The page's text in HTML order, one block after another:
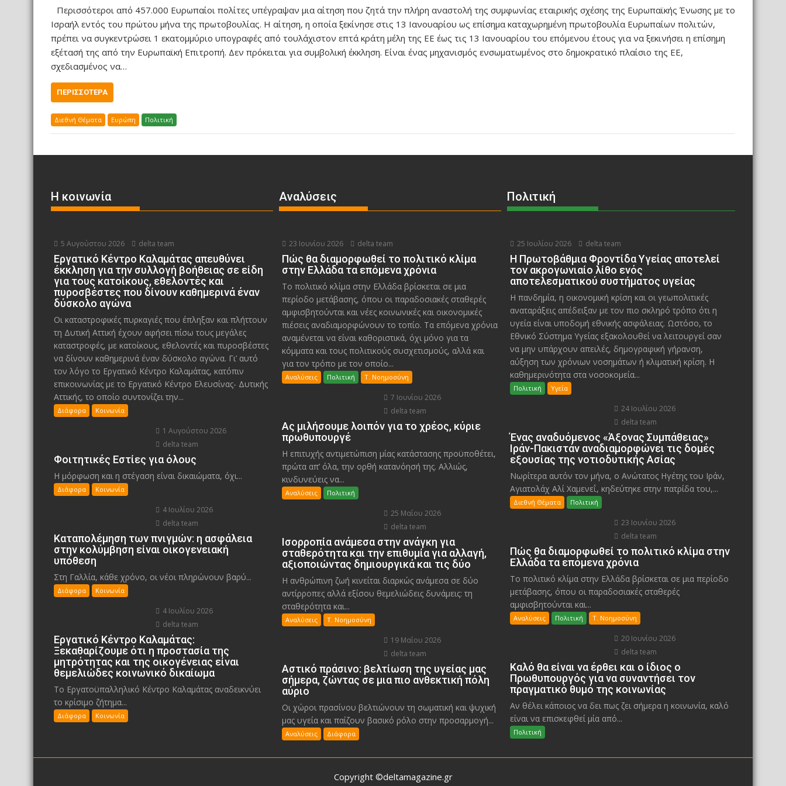
Περισσότεροι από 457.000 Ευρωπαίοι πολίτες υπέγραψαν μια αίτηση που ζητά την πλήρη αναστολή της συμφωνίας εταιρικής σχέσης της Ευρωπαϊκής Ένωσης με το
Ισραήλ εντός του πρώτου μήνα της πρωτοβουλίας. Η αίτηση, η οποία ξεκίνησε στις 13 Ιανουαρίου ως επίσημα καταχωρημένη πρωτοβουλία Ευρωπαίων πολιτών,
πρέπει να συγκεντρώσει 1 εκατομμύριο υπογραφές από τουλάχιστον επτά κράτη μέλη της ΕΕ έως τις 13 Ιανουαρίου του επόμενου έτους για να ξεκινήσει η επίσημη
εξέτασή της από την Ευρωπαϊκή Επιτροπή. Δεν πρόκειται για συμβολική έκκληση. Είναι ένας μηχανισμός ενσωματωμένος στο δημοκρατικό πλαίσιο της ΕΕ,
σχεδιασμένος να…
ΠΕΡΙΣΣΌΤΕΡΑ
Διεθνή Θέματα Ευρώπη Πολιτική
Η κοινωνία
5 Αυγούστου 2026 delta team
Εργατικό Κέντρο Καλαμάτας απευθύνει
έκκληση για την συλλογή βοήθειας σε είδη
για τους κατοίκους, εθελοντές και
πυροσβέστες που δίνουν καθημερινά έναν
δύσκολο αγώνα
Οι καταστροφικές πυρκαγιές που έπληξαν και πλήττουν
τη Δυτική Αττική έχουν αφήσει πίσω τους μεγάλες
καταστροφές, με κατοίκους, εθελοντές και πυροσβέστες
να δίνουν καθημερινά έναν δύσκολο αγώνα. Γι’ αυτό
τον λόγο το Εργατικό Κέντρο Καλαμάτας, κατόπιν
επικοινωνίας με το Εργατικό Κέντρο Ελευσίνας- Δυτικής
Αττικής, το οποίο συντονίζει την...
Διάφορα Κοινωνία
1 Αυγούστου 2026
delta team
Φοιτητικές Εστίες για όλους
Η μόρφωση και η στέγαση είναι δικαιώματα, όχι...
Διάφορα Κοινωνία
4 Ιουλίου 2026
delta team
Καταπολέμηση των πνιγμών: η ασφάλεια
στην κολύμβηση είναι οικογενειακή
υπόθεση
Στη Γαλλία, κάθε χρόνο, οι νέοι πληρώνουν βαρύ...
Διάφορα Κοινωνία
4 Ιουλίου 2026
delta team
Εργατικό Κέντρο Καλαμάτας:
Ξεκαθαρίζουμε ότι η προστασία της
μητρότητας και της οικογένειας είναι
θεμελιώδες κοινωνικό δικαίωμα
Το Εργατοϋπαλληλικό Κέντρο Καλαμάτας αναδεικνύει
το κρίσιμο ζήτημα...
Διάφορα Κοινωνία
Αναλύσεις
23 Ιουνίου 2026 delta team
Πώς θα διαμορφωθεί το πολιτικό κλίμα
στην Ελλάδα τα επόμενα χρόνια
Το πολιτικό κλίμα στην Ελλάδα βρίσκεται σε μια
περίοδο μετάβασης, όπου οι παραδοσιακές σταθερές
αμφισβητούνται και νέες κοινωνικές και οικονομικές
πιέσεις αναδιαμορφώνουν το τοπίο. Τα επόμενα χρόνια
αναμένεται να είναι καθοριστικά, όχι μόνο για τα
κόμματα και τους πολιτικούς συσχετισμούς, αλλά και
για τον τρόπο με τον οποίο...
Αναλύσεις Πολιτική Τ. Νοημοσύνη
7 Ιουνίου 2026
delta team
Ας μιλήσουμε λοιπόν για το χρέος, κύριε
πρωθυπουργέ
Η επιτυχής αντιμετώπιση μίας κατάστασης προϋποθέτει,
πρώτα απ’ όλα, την ορθή κατανόησή της. Αλλιώς,
κινδυνεύεις να...
Αναλύσεις Πολιτική
25 Μαΐου 2026
delta team
Ισορροπία ανάμεσα στην ανάγκη για
σταθερότητα και την επιθυμία για αλλαγή,
αξιοποιώντας δημιουργικά και τις δύο
Η ανθρώπινη ζωή κινείται διαρκώς ανάμεσα σε δύο
αντίρροπες αλλά εξίσου θεμελιώδεις δυνάμεις: τη
σταθερότητα και...
Αναλύσεις Τ. Νοημοσύνη
19 Μαΐου 2026
delta team
Αστικό πράσινο: βελτίωση της υγείας μας
σήμερα, ζώντας σε μια πιο ανθεκτική πόλη
αύριο
Οι χώροι πρασίνου βελτιώνουν τη σωματική και ψυχική
μας υγεία και παίζουν βασικό ρόλο στην προσαρμογή...
Αναλύσεις Διάφορα
Πολιτική
25 Ιουλίου 2026 delta team
Η Πρωτοβάθμια Φροντίδα Υγείας αποτελεί
τον ακρογωνιαίο λίθο ενός
αποτελεσματικού συστήματος υγείας
Η πανδημία, η οικονομική κρίση και οι γεωπολιτικές
αναταράξεις απέδειξαν με τον πιο σκληρό τρόπο ότι η
υγεία είναι υποδομή εθνικής ασφάλειας. Ωστόσο, το
Εθνικό Σύστημα Υγείας εξακολουθεί να λειτουργεί σαν
να μην υπάρχουν απειλές, δημογραφική γήρανση,
αύξηση των χρόνιων νοσημάτων ή κλιματική κρίση. Η
καθημερινότητα στα νοσοκομεία...
Πολιτική Υγεία
24 Ιουλίου 2026
delta team
Ένας αναδυόμενος «Άξονας Συμπάθειας»
Ιράν-Πακιστάν αναδιαμορφώνει τις δομές
εξουσίας της νοτιοδυτικής Ασίας
Νωρίτερα αυτόν τον μήνα, ο Ανώτατος Ηγέτης του Ιράν,
Αγιατολάχ Αλί Χαμενεΐ, κηδεύτηκε στην πατρίδα του,...
Διεθνή Θέματα Πολιτική
23 Ιουνίου 2026
delta team
Πώς θα διαμορφωθεί το πολιτικό κλίμα στην
Ελλάδα τα επόμενα χρόνια
Το πολιτικό κλίμα στην Ελλάδα βρίσκεται σε μια περίοδο
μετάβασης, όπου οι παραδοσιακές σταθερές
αμφισβητούνται και...
Αναλύσεις Πολιτική Τ. Νοημοσύνη
20 Ιουνίου 2026
delta team
Καλό θα είναι να έρθει και ο ίδιος ο
Πρωθυπουργός για να συναντήσει τον
πραγματικό θυμό της κοινωνίας
Αν θέλει κάποιος να δει πως ζει σήμερα η κοινωνία, καλό
είναι να επισκεφθεί μία από...
Πολιτική
Copyright ©deltamagazine.gr